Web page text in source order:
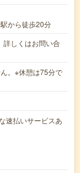
から徒歩20分
しくはお問い合
。※休憩は75分で
速払いサービスあ